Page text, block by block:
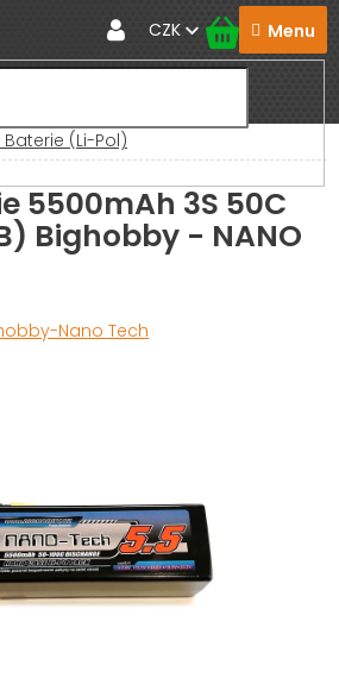
CZK
Baterie (Li-Pol)
5500mAh 3S 50C
Bighobby - NANO
Nano Tech